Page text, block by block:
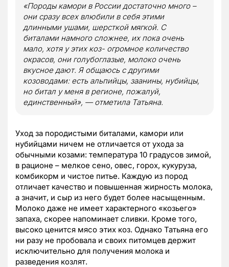
«Породы камори в России достаточно много –
они сразу всех влюбили в себя этими
длинными ушами, шерсткой мягкой. С
биталами намного сложнее, их пока очень
мало, хотя у этих коз- огромное количество
окрасов, они голубоглазые, молоко очень
вкусное дают. Я общаюсь с другими
козоводами: есть альпийцы, заанины, нубийцы,
но битал у меня в регионе, пожалуй,
единственный», — отметила Татьяна.
Уход за породистыми биталами, камори или
нубийцами ничем не отличается от ухода за
обычными козами: температура 10 градусов зимой,
в рационе – мелкое сено, овес, горох, кукуруза,
комбикорм и чистое питье. Каждую из пород
отличает качество и повышенная жирность молока,
а значит, и сыр из него будет более насыщенным.
Молоко даже не имеет характерного «козьего»
запаха, скорее напоминает сливки. Кроме того,
высоко ценится мясо этих коз. Однако Татьяна его
ни разу не пробовала и своих питомцев держит
исключительно для получения молока и
разведения козлят.